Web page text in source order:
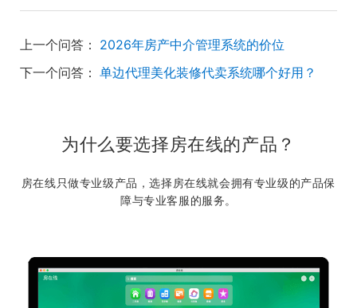
上一个问答： 2026年房产中介管理系统的价位
下一个问答： 单边代理美化装修代卖系统哪个好用？
为什么要选择房在线的产品？
房在线只做专业级产品，选择房在线就会拥有专业级的产品保
障与专业客服的服务。